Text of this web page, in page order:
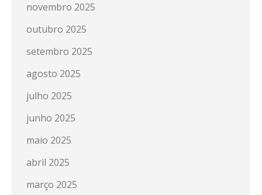
novembro 2025
outubro 2025
setembro 2025
agosto 2025
julho 2025
junho 2025
maio 2025
abril 2025
março 2025